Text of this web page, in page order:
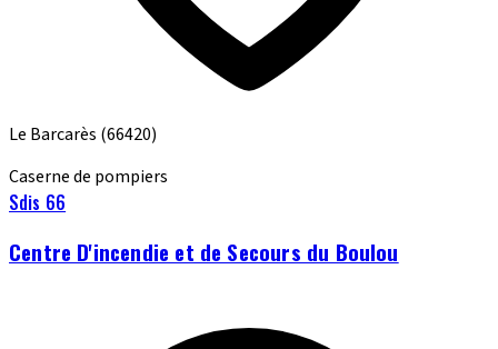
Le Barcarès (66420)
Caserne de pompiers
Sdis 66
Centre D'incendie et de Secours du Boulou